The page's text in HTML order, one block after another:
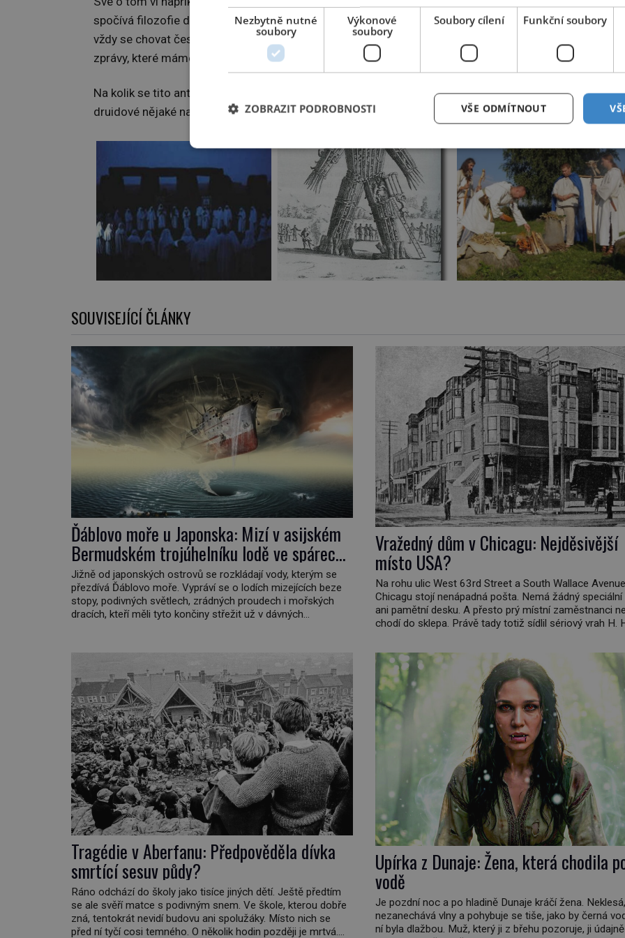
spočívá filozofie druidů, dostalo lakonické odpovědi: „Učíme, že je třeba ctít bohy, nepáchat
vždy se chovat čestně.“ O druidech je tak velice těžké něco s určitostí říci, protože v podstatě všechny
zprávy, které máme v současnosti k dispozici, pocházejí právě od řeckých a římských kronikářů.
Na kolik se tito antičtí učenci drželi faktů a v kolika případech popustili uzdu své fantazii? Skutečně
druidové nějaké nadpřirozené schopnosti, jak tomu věří mnoho příznivců alternativních náboženství?
SOUVISEJÍCÍ ČLÁNKY
Ďáblovo moře u Japonska: Mizí v asijském
Bermudském trojúhelníku lodě ve spárech
neznámé síly?
Jižně od japonských ostrovů se rozkládají vody, kterým se
přezdívá Ďáblovo moře. Vypráví se o lodích mizejících beze
stopy, podivných světlech, zrádných proudech i mořských
dracích, kteří měli tyto končiny střežit už v dávných
proměnila v jednu z nejpůsobivějších námořních záhad? […]
Vražedný dům v Chicagu: Nejděsivější
místo USA?
Na rohu ulic West 63rd Street a South Wallace
Chicagu stojí nenápadná pošta. Nemá žádný speciální
ani pamětní desku. A přesto prý místní zaměstnanci
chodí do sklepa. Právě tady totiž sídlil sériový vrah H.
americké kriminalistiky. Herman Webster Mudgett
1896) přijíždí […]
Tragédie v Aberfanu: Předpověděla dívka
smrtící sesuv půdy?
Ráno odchází do školy jako tisíce jiných dětí. Ještě předtím
se ale svěří matce s podivným snem. Ve škole, kterou dobře
zná, tentokrát nevidí budovu ani spolužáky. Místo nich se
před ní tyčí cosi temného. O několik hodin později je mrtvá.
Upírka z Dunaje: Žena, která chodila
vodě
Je pozdní noc a po hladině Dunaje kráčí žena. Neklesá,
nezanechává vlny a pohybuje se tiše, jako by černá
ní byla dlažbou. Muž, který ji z břehu pozoruje, ji údajně
Nezbytně nutné
soubory
Výkonové
soubory
Soubory cílení Funkční soubory
VŠE ODMÍTNOUT
ZOBRAZIT PODROBNOSTI